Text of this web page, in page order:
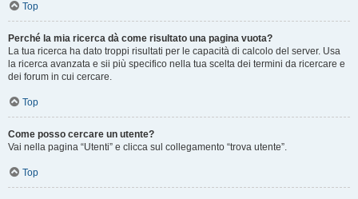
Top
Perché la mia ricerca dà come risultato una pagina vuota?
La tua ricerca ha dato troppi risultati per le capacità di calcolo del server. Usa
la ricerca avanzata e sii più specifico nella tua scelta dei termini da ricercare e
dei forum in cui cercare.
Top
Come posso cercare un utente?
Vai nella pagina “Utenti” e clicca sul collegamento “trova utente”.
Top